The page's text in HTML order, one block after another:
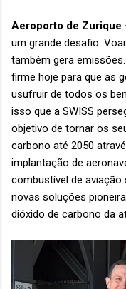
Aeroporto de Zurique
um grande desafio.
também gera
firme hoje para que as
usufruir de todos os
isso que a SWISS
objetivo de tornar os
carbono até 2050
implantação de
combustível de
novas soluções
dióxido de carbono da